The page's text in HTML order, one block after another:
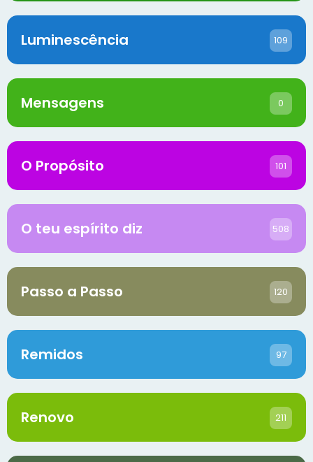
Luminescência 109
Mensagens 0
O Propósito 101
O teu espírito diz 508
Passo a Passo 120
Remidos 97
Renovo 211